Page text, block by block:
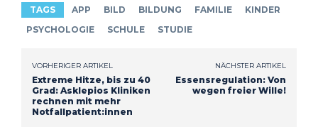
TAGS APP BILD BILDUNG FAMILIE
KINDER
PSYCHOLOGIE
SCHULE STUDIE
VORHERIGER ARTIKEL
Extreme Hitze, bis zu 40
Grad: Asklepios Kliniken
rechnen mit mehr
Notfallpatient:innen
NÄCHSTER ARTIKEL
Essensregulation: Von
wegen freier Wille!